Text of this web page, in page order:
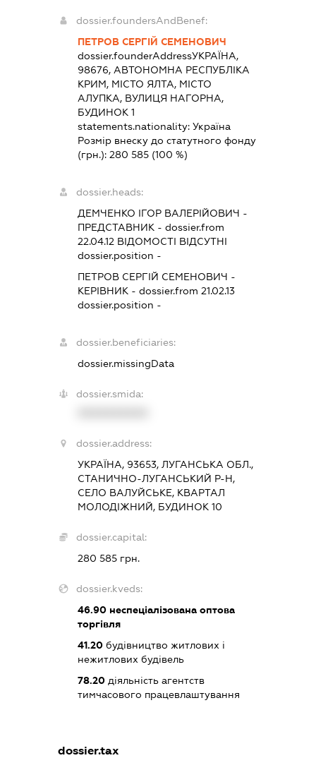
dossier.foundersAndBenef:
ПЕТРОВ СЕРГІЙ СЕМЕНОВИЧ
dossier.founderAddressУКРАЇНА,
98676, АВТОНОМНА РЕСПУБЛІКА
КРИМ, МІСТО ЯЛТА, МІСТО
АЛУПКА, ВУЛИЦЯ НАГОРНА,
БУДИНОК 1
statements.nationality: Україна
Розмір внеску до статутного фонду
(грн.): 280 585(100 %)
dossier.heads:
ДЕМЧЕНКО ІГОР ВАЛЕРІЙОВИЧ -
ПРЕДСТАВНИК- dossier.from
22.04.12ВІДОМОСТІ ВІДСУТНІ
dossier.position -
ПЕТРОВ СЕРГІЙ СЕМЕНОВИЧ -
КЕРІВНИК- dossier.from 21.02.13
dossier.position -
dossier.beneficiaries:
dossier.missingData
dossier.smida:
dossier.address:
УКРАЇНА, 93653, ЛУГАНСЬКА ОБЛ.,
СТАНИЧНО-ЛУГАНСЬКИЙ Р-Н,
СЕЛО ВАЛУЙСЬКЕ, КВАРТАЛ
МОЛОДІЖНИЙ, БУДИНОК 10
dossier.capital:
280 585 грн.
dossier.kveds:
46.90неспеціалізована оптова
торгівля
41.20будівництво житлових і
нежитлових будівель
78.20діяльність агентств
тимчасового працевлаштування
dossier.tax